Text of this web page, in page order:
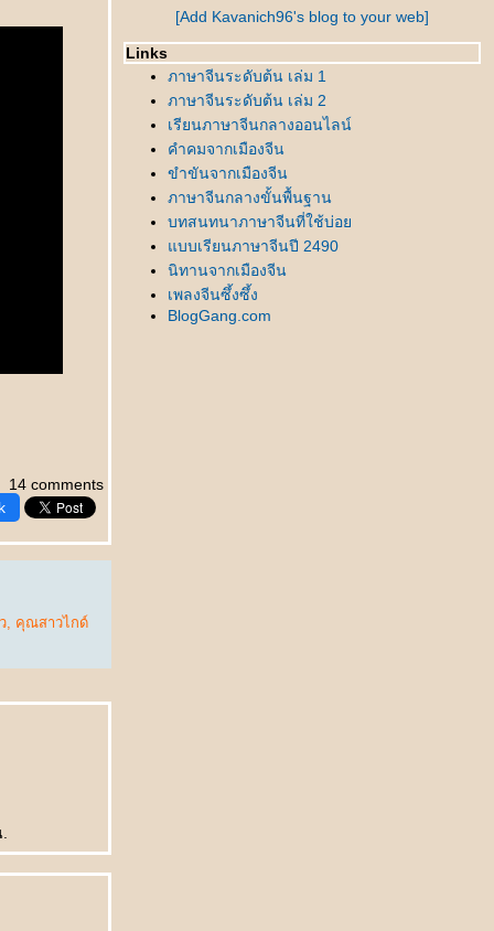
14 comments
, คุณสาวไกด์
[Add Kavanich96's blog to your web]
Links
ภาษาจีนระดับต้น เล่ม 1
ภาษาจีนระดับต้น เล่ม 2
เรียนภาษาจีนกลางออนไลน์
คำคมจากเมืองจีน
ขำขันจากเมืองจีน
ภาษาจีนกลางขั้นพื้นฐาน
บทสนทนาภาษาจีนที่ใช้บ่อ
บบเรียนภาษาจีนปี 2490
นิทานจากเมืองจีน
เพลงจีนซึ้งซึ้ง
BlogGang.com